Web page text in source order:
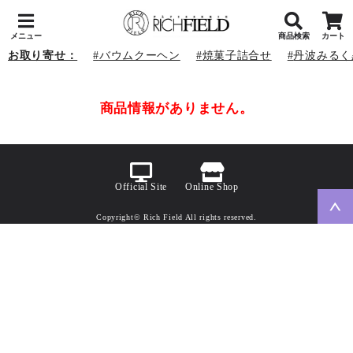
メニュー 商品検索 カート
お取り寄せ： バウムクーヘン 焼菓子詰合せ 丹波みる
商品情報がありません。
Official Site Online Shop
Copyright© Rich Field All rights reserved.